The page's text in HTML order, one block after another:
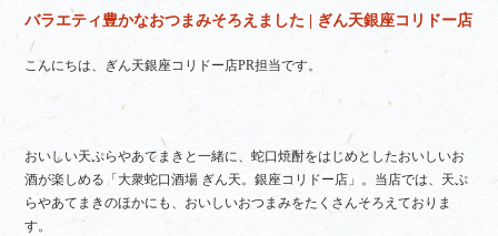
バラエティ豊かなおつまみそろえました | ぎん天銀座コリドー店
こんにちは、ぎん天銀座コリドー店PR担当です。
おいしい天ぷらやあてまきと一緒に、蛇口焼酎をはじめとしたおいしいお
酒が楽しめる「大衆蛇口酒場 ぎん天。銀座コリドー店」。当店では、天ぷ
らやあてまきのほかにも、おいしいおつまみをたくさんそろえておりま
す。